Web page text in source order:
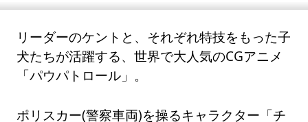
リーダーのケントと、それぞれ特技をもった子
犬たちが活躍する、世界で大人気のCGアニメ
「パウパトロール」。
ポリスカー(警察車両)を操るキャラクター「チ